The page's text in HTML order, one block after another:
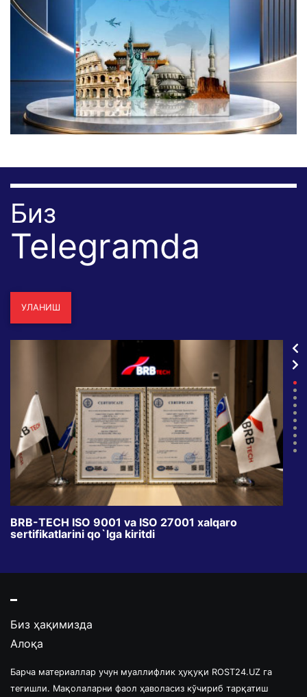
Биз
Telegramda
УЛАНИШ
BRB-TECH ISO 9001 va ISO 27001 xalqaro
sertifikatlarini qo`lga kiritdi
Биз ҳақимизда
Алоқа
Барча материаллар учун муаллифлик ҳуқуқи ROST24.UZ га
тегишли. Мақолаларни фаол ҳаволасиз кўчириб тарқатиш